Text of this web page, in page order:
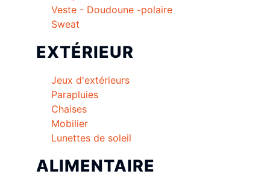
Veste - Doudoune -polaire
Sweat
EXTÉRIEUR
Jeux d'extérieurs
Parapluies
Chaises
Mobilier
Lunettes de soleil
ALIMENTAIRE